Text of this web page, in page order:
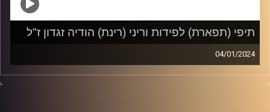
תיפי (תפארת) לפידות וריני (רינת) הודיה זגדון ז"ל
04/01/2024
נועה פרג מנציחה עם איליי מרדכי את חברותיו תיפי (תפארת)